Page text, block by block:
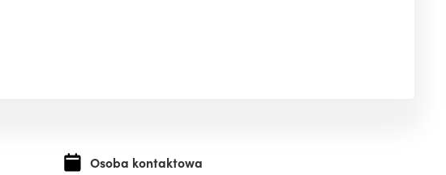
Osoba kontaktowa